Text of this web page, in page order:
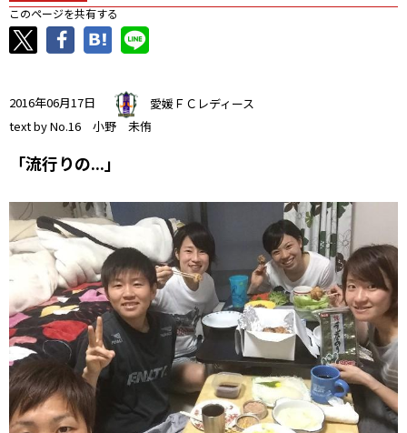
このページを共有する
2016年06月17日
愛媛ＦＣレディース
text by No.16 小野 未侑
「流行りの...」